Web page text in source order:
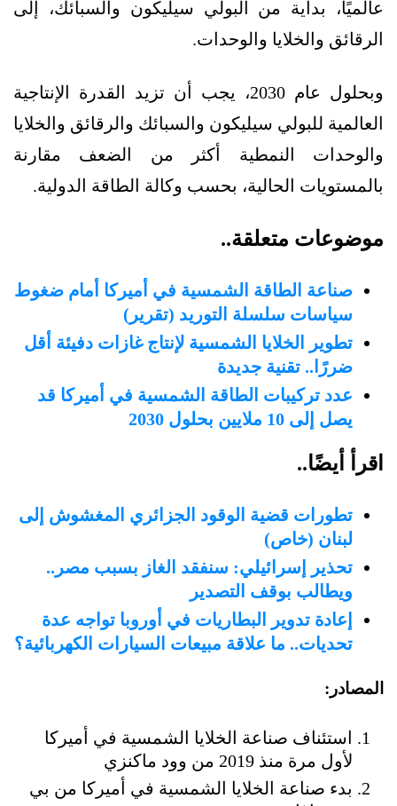
عالميًا، بداية من البولي سيليكون والسبائك، إلى
الرقائق والخلايا والوحدات.
وبحلول عام 2030، يجب أن تزيد القدرة الإنتاجية
العالمية للبولي سيليكون والسبائك والرقائق والخلايا
والوحدات النمطية أكثر من الضعف مقارنة
بالمستويات الحالية، بحسب وكالة الطاقة الدولية.
موضوعات متعلقة..
صناعة الطاقة الشمسية في أميركا أمام ضغوط
سياسات سلسلة التوريد (تقرير)
تطوير الخلايا الشمسية لإنتاج غازات دفيئة أقل
ضررًا.. تقنية جديدة
عدد تركيبات الطاقة الشمسية في أميركا قد
يصل إلى 10 ملايين بحلول 2030
اقرأ أيضًا..
تطورات قضية الوقود الجزائري المغشوش إلى
لبنان (خاص)
تحذير إسرائيلي: سنفقد الغاز بسبب مصر..
ويطالب بوقف التصدير
إعادة تدوير البطاريات في أوروبا تواجه عدة
تحديات.. ما علاقة مبيعات السيارات الكهربائية؟
المصادر:
استئناف صناعة الخلايا الشمسية في أميركا
لأول مرة منذ 2019 من وود ماكنزي
بدء صناعة الخلايا الشمسية في أميركا من بي